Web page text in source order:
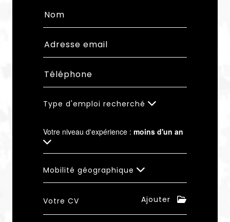
Type d'emploi recherché
Votre niveau d'expérience : moins d'un an
Mobilité géographique
Votre CV Ajouter